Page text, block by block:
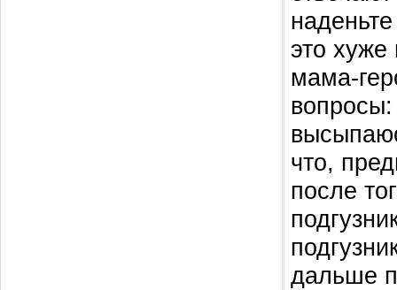
это
мама-
что,
после
дальше